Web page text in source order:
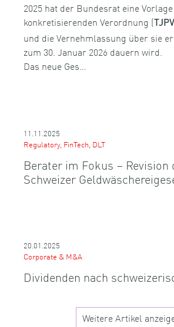
2025 hat der Bundesrat eine
konkretisierenden Verordnung ( TJPV
und die Vernehmlassung über sie
zum 30. Januar 2026 dauern wird.
Das neue Ges…
11.11.2025
Regulatory, FinTech, DLT
Berater im Fokus – Revision
Schweizer
20.01.2025
Corporate & M&A
Dividenden nach
Weitere Artikel